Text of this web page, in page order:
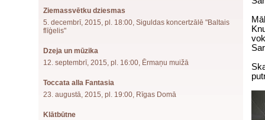
Ziemassvētku dziesmas
5. decembrī, 2015, pl. 18:00, Siguldas koncertzālē "Baltais
flīģelis"
Dzeja un mūzika
12. septembrī, 2015, pl. 16:00, Ērmaņu muižā
Toccata alla Fantasia
23. augustā, 2015, pl. 19:00, Rīgas Domā
Klātbūtne